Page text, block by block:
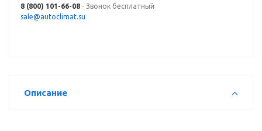
8 (800) 101-66-08 - Звонок бесплатный
sale@autoclimat.su
Описание